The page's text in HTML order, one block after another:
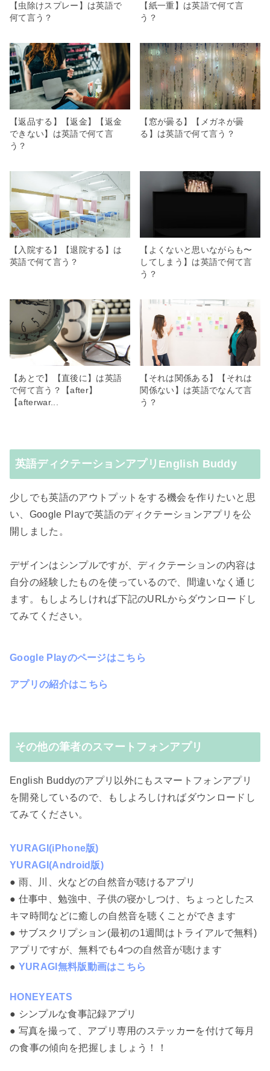
【虫除けスプレー】は英語で
何て言う？
【紙一重】は英語で何て言
う？
【返品する】【返金】【返金
できない】は英語で何て言
う？
【窓が曇る】【メガネが曇
る】は英語で何て言う？
【入院する】【退院する】は
英語で何て言う？
【よくないと思いながらも〜
してしまう】は英語で何て言
う？
【あとで】【直後に】は英語
で何て言う？【after】
【afterwar...
【それは関係ある】【それは
関係ない】は英語でなんて言
う？
英語ディクテーションアプリEnglish Buddy
少しでも英語のアウトプットをする機会を作りたいと思
い、Google Playで英語のディクテーションアプリを公
開しました。
デザインはシンプルですが、ディクテーションの内容は
自分の経験したものを使っているので、間違いなく通じ
ます。もしよろしければ下記のURLからダウンロードし
てみてください。
Google Playのページはこちら
アプリの紹介はこちら
その他の筆者のスマートフォンアプリ
English Buddyのアプリ以外にもスマートフォンアプリ
を開発しているので、もしよろしければダウンロードし
てみてください。
YURAGI(iPhone版)
YURAGI(Android版)
● 雨、川、火などの自然音が聴けるアプリ
● 仕事中、勉強中、子供の寝かしつけ、ちょっとしたス
キマ時間などに癒しの自然音を聴くことができます
● サブスクリプション(最初の1週間はトライアルで無料)
アプリですが、無料でも4つの自然音が聴けます
● YURAGI無料版動画はこちら
HONEYEATS
● シンプルな食事記録アプリ
● 写真を撮って、アプリ専用のステッカーを付けて毎月
の食事の傾向を把握しましょう！！